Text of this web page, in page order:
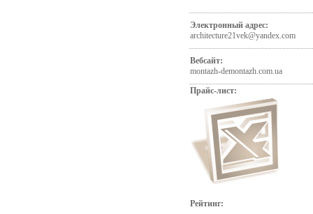
Электронный адрес:
architecture21vek@yandex.com
Вебсайт:
montazh-demontazh.com.ua
Прайс-лист:
Рейтинг: